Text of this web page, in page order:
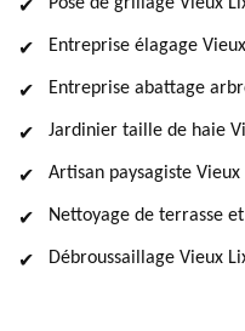
Entreprise élagage
Entreprise abattage
Jardinier taille de haie
Artisan paysagiste Vieux
Nettoyage de terrasse
Débroussaillage Vieux